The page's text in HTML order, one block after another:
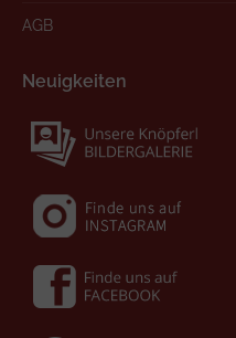
AGB
Neuigkeiten